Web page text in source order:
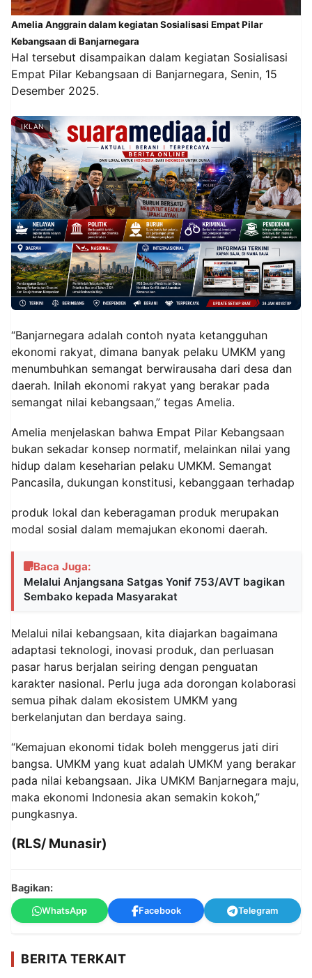
Amelia Anggrain dalam kegiatan Sosialisasi Empat Pilar
Kebangsaan di Banjarnegara
Hal tersebut disampaikan dalam kegiatan Sosialisasi
Empat Pilar Kebangsaan di Banjarnegara, Senin, 15
Desember 2025.
IKLAN
“Banjarnegara adalah contoh nyata ketangguhan
ekonomi rakyat, dimana banyak pelaku UMKM yang
menumbuhkan semangat berwirausaha dari desa dan
daerah. Inilah ekonomi rakyat yang berakar pada
semangat nilai kebangsaan,” tegas Amelia.
Amelia menjelaskan bahwa Empat Pilar Kebangsaan
bukan sekadar konsep normatif, melainkan nilai yang
hidup dalam keseharian pelaku UMKM. Semangat
Pancasila, dukungan konstitusi, kebanggaan terhadap
produk lokal dan keberagaman produk merupakan
modal sosial dalam memajukan ekonomi daerah.
Baca Juga:
Melalui Anjangsana Satgas Yonif 753/AVT bagikan
Sembako kepada Masyarakat
Melalui nilai kebangsaan, kita diajarkan bagaimana
adaptasi teknologi, inovasi produk, dan perluasan
pasar harus berjalan seiring dengan penguatan
karakter nasional. Perlu juga ada dorongan kolaborasi
semua pihak dalam ekosistem UMKM yang
berkelanjutan dan berdaya saing.
“Kemajuan ekonomi tidak boleh menggerus jati diri
bangsa. UMKM yang kuat adalah UMKM yang berakar
pada nilai kebangsaan. Jika UMKM Banjarnegara maju,
maka ekonomi Indonesia akan semakin kokoh,”
pungkasnya.
(RLS/ Munasir)
Bagikan:
WhatsApp Facebook Telegram
BERITA TERKAIT